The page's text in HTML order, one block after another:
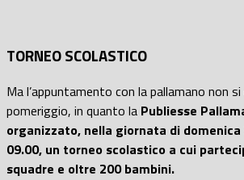
TORNEO SCOLASTICO
Ma l’appuntamento con la pallamano non
pomeriggio, in quanto la Publiesse
organizzato, nella giornata di
09.00, un torneo scolastico a cui
squadre e oltre 200 bambini.